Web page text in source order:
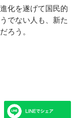
化を遂げて国民的
でない人も、新た
ろう。